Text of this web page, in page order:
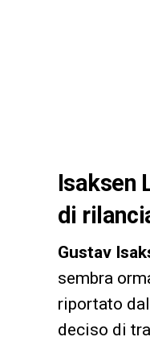
Isaksen
di
Gustav
sembra
riportato
deciso di